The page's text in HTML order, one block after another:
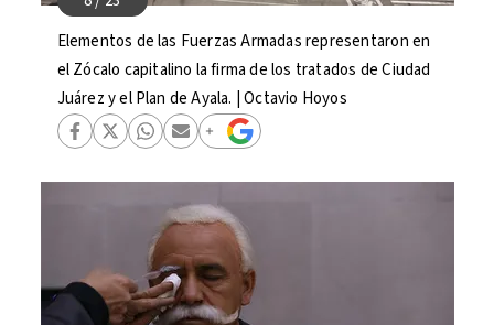
Elementos de las Fuerzas Armadas representaron en
el Zócalo capitalino la firma de los tratados de Ciudad
Juárez y el Plan de Ayala. | Octavio Hoyos